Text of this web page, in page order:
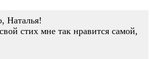
Наталья!
стих мне так нравится самой,